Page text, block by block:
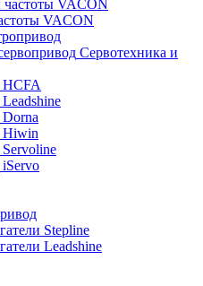
VACON
Сервотехника и
Hiwin
Stepline
Leadshine